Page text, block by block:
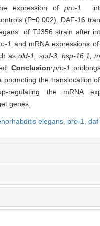
expression of pro-1
(P=0.002). DAF-16
of TJ356 strain after
1 and mRNA expressions
asold-1, sod-3, hsp-16.1,
Conclusion·pro-1
promoting the translocation
regulating the mRNA
genes.
elegans, pro-1,